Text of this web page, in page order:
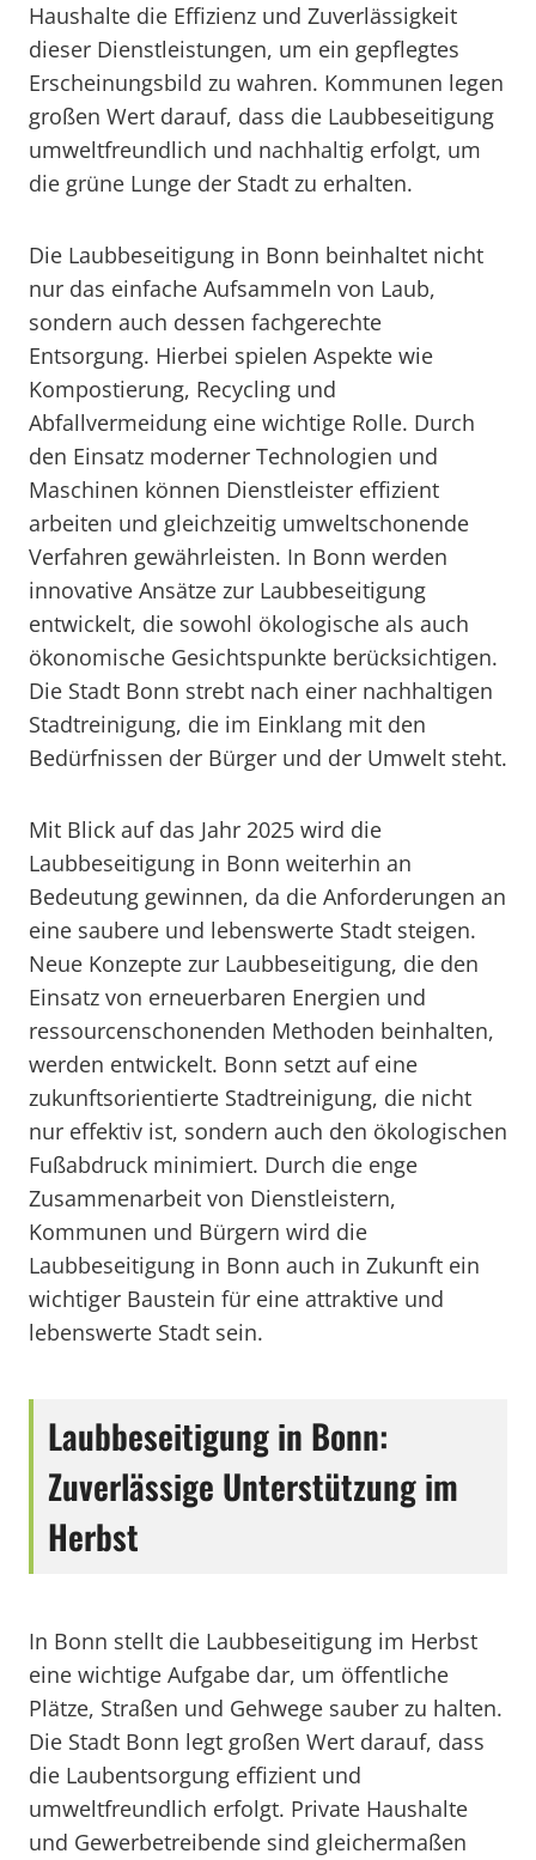
Haushalte die Effizienz und Zuverlässigkeit
dieser Dienstleistungen, um ein gepflegtes
Erscheinungsbild zu wahren. Kommunen legen
großen Wert darauf, dass die Laubbeseitigung
umweltfreundlich und nachhaltig erfolgt, um
die grüne Lunge der Stadt zu erhalten.
Die Laubbeseitigung in Bonn beinhaltet nicht
nur das einfache Aufsammeln von Laub,
sondern auch dessen fachgerechte
Entsorgung. Hierbei spielen Aspekte wie
Kompostierung, Recycling und
Abfallvermeidung eine wichtige Rolle. Durch
den Einsatz moderner Technologien und
Maschinen können Dienstleister effizient
arbeiten und gleichzeitig umweltschonende
Verfahren gewährleisten. In Bonn werden
innovative Ansätze zur Laubbeseitigung
entwickelt, die sowohl ökologische als auch
ökonomische Gesichtspunkte berücksichtigen.
Die Stadt Bonn strebt nach einer nachhaltigen
Stadtreinigung, die im Einklang mit den
Bedürfnissen der Bürger und der Umwelt steht.
Mit Blick auf das Jahr 2025 wird die
Laubbeseitigung in Bonn weiterhin an
Bedeutung gewinnen, da die Anforderungen an
eine saubere und lebenswerte Stadt steigen.
Neue Konzepte zur Laubbeseitigung, die den
Einsatz von erneuerbaren Energien und
ressourcenschonenden Methoden beinhalten,
werden entwickelt. Bonn setzt auf eine
zukunftsorientierte Stadtreinigung, die nicht
nur effektiv ist, sondern auch den ökologischen
Fußabdruck minimiert. Durch die enge
Zusammenarbeit von Dienstleistern,
Kommunen und Bürgern wird die
Laubbeseitigung in Bonn auch in Zukunft ein
wichtiger Baustein für eine attraktive und
lebenswerte Stadt sein.
Laubbeseitigung in Bonn:
Zuverlässige Unterstützung im
Herbst
In Bonn stellt die Laubbeseitigung im Herbst
eine wichtige Aufgabe dar, um öffentliche
Plätze, Straßen und Gehwege sauber zu halten.
Die Stadt Bonn legt großen Wert darauf, dass
die Laubentsorgung effizient und
umweltfreundlich erfolgt. Private Haushalte
und Gewerbetreibende sind gleichermaßen